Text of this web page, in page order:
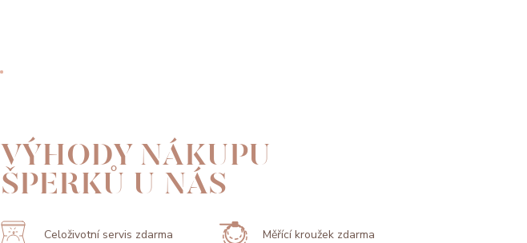
VÝHODY NÁKUPU
ŠPERKŮ U NÁS
Celoživotní servis zdarma Měřící kroužek zdarma